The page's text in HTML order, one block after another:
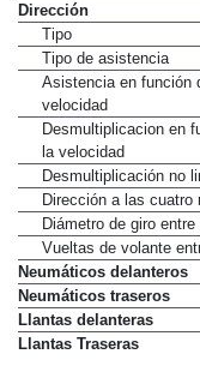
Dirección
Tipo
Tipo de asistencia
Asistencia en función
velocidad
Desmultiplicacion en
la velocidad
Desmultiplicación no
Dirección a las cuatro
Diámetro de giro entre
Vueltas de volante
Neumáticos delanteros
Neumáticos traseros
Llantas delanteras
Llantas Traseras